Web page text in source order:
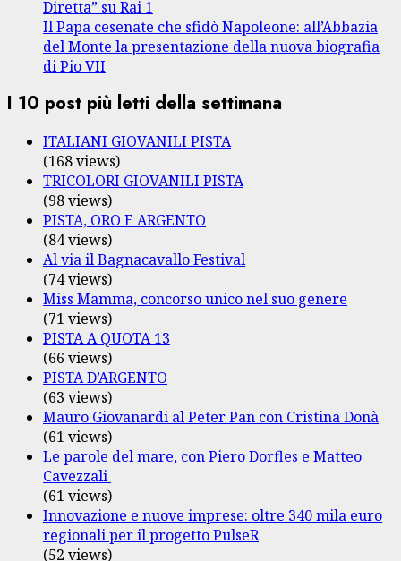
Diretta” su Rai 1
Il Papa cesenate che sfidò Napoleone: all’Abbazia
del Monte la presentazione della nuova biografia
di Pio VII
I 10 post più letti della settimana
ITALIANI GIOVANILI PISTA
(168 views)
TRICOLORI GIOVANILI PISTA
(98 views)
PISTA, ORO E ARGENTO
(84 views)
Al via il Bagnacavallo Festival
(74 views)
Miss Mamma, concorso unico nel suo genere
(71 views)
PISTA A QUOTA 13
(66 views)
PISTA D’ARGENTO
(63 views)
Mauro Giovanardi al Peter Pan con Cristina Donà
(61 views)
Le parole del mare, con Piero Dorfles e Matteo
Cavezzali
(61 views)
Innovazione e nuove imprese: oltre 340 mila euro
regionali per il progetto PulseR
(52 views)